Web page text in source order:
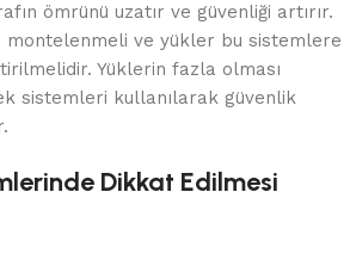
ömrünü uzatır ve güvenliği artırır.
montelenmeli ve yükler bu sistemlere
Yüklerin fazla olması
sistemleri kullanılarak güvenlik
Dikkat Edilmesi